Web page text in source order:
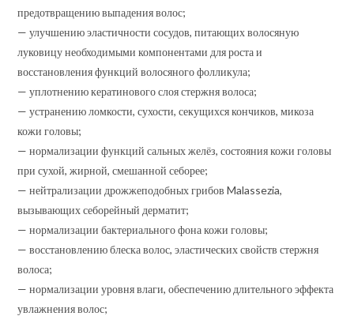
предотвращению выпадения волос;
— улучшению эластичности сосудов, питающих волосяную
луковицу необходимыми компонентами для роста и
восстановления функций волосяного фолликула;
— уплотнению кератинового слоя стержня волоса;
— устранению ломкости, сухости, секущихся кончиков, микоза
кожи головы;
— нормализации функций сальных желёз, состояния кожи головы
при сухой, жирной, смешанной себорее;
— нейтрализации дрожжеподобных грибов Malassezia,
вызывающих себорейный дерматит;
— нормализации бактериального фона кожи головы;
— восстановлению блеска волос, эластических свойств стержня
волоса;
— нормализации уровня влаги, обеспечению длительного эффекта
увлажнения волос;